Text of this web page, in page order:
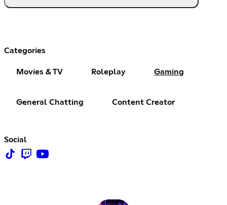
Categories
Movies & TV Roleplay Gaming
General Chatting Content Creator
Social